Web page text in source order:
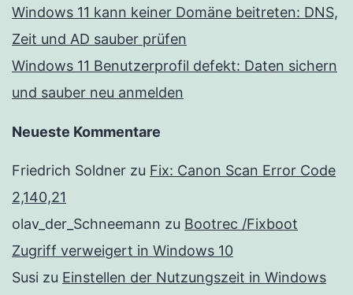
Windows 11 kann keiner Domäne beitreten: DNS,
Zeit und AD sauber prüfen
Windows 11 Benutzerprofil defekt: Daten sichern
und sauber neu anmelden
Neueste Kommentare
Friedrich Soldner zu Fix: Canon Scan Error Code
2,140,21
olav_der_Schneemann zu Bootrec /Fixboot
Zugriff verweigert in Windows 10
Susi zu Einstellen der Nutzungszeit in Windows